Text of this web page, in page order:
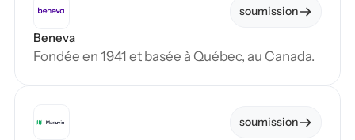
soumission
Beneva
Fondée en 1941 et basée à Québec, au Canada.
soumission